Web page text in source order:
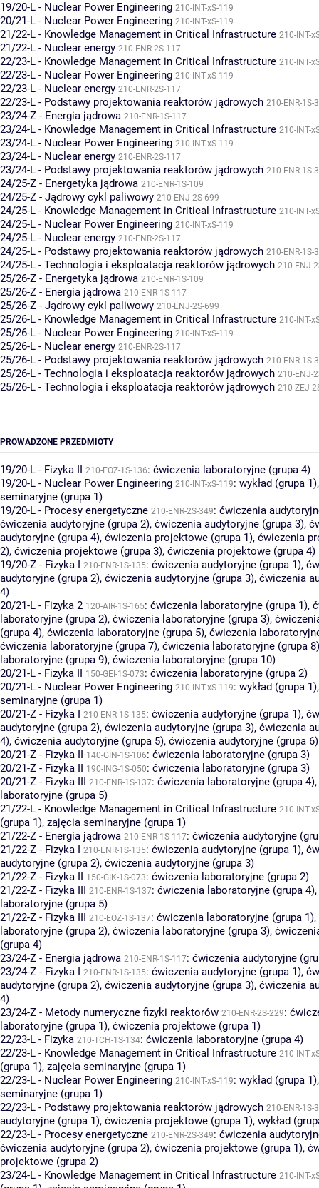
19/20-L - Nuclear Power Engineering 210-INT-xS-119
20/21-L - Nuclear Power Engineering 210-INT-xS-119
21/22-L - Knowledge Management in Critical Infrastructure 210-INT-
21/22-L - Nuclear energy 210-ENR-2S-117
22/23-L - Knowledge Management in Critical Infrastructure 210-INT-
22/23-L - Nuclear Power Engineering 210-INT-xS-119
22/23-L - Nuclear energy 210-ENR-2S-117
22/23-L - Podstawy projektowania reaktorów jądrowych 210-ENR-1S-
23/24-Z - Energia jądrowa 210-ENR-1S-117
23/24-L - Knowledge Management in Critical Infrastructure 210-INT-
23/24-L - Nuclear Power Engineering 210-INT-xS-119
23/24-L - Nuclear energy 210-ENR-2S-117
23/24-L - Podstawy projektowania reaktorów jądrowych 210-ENR-1S-
24/25-Z - Energetyka jądrowa 210-ENR-1S-109
24/25-Z - Jądrowy cykl paliwowy 210-ENJ-2S-699
24/25-L - Knowledge Management in Critical Infrastructure 210-INT-
24/25-L - Nuclear Power Engineering 210-INT-xS-119
24/25-L - Nuclear energy 210-ENR-2S-117
24/25-L - Podstawy projektowania reaktorów jądrowych 210-ENR-1S-
24/25-L - Technologia i eksploatacja reaktorów jądrowych 210-ENJ-
25/26-Z - Energetyka jądrowa 210-ENR-1S-109
25/26-Z - Energia jądrowa 210-ENR-1S-117
25/26-Z - Jądrowy cykl paliwowy 210-ENJ-2S-699
25/26-L - Knowledge Management in Critical Infrastructure 210-INT-
25/26-L - Nuclear Power Engineering 210-INT-xS-119
25/26-L - Nuclear energy 210-ENR-2S-117
25/26-L - Podstawy projektowania reaktorów jądrowych 210-ENR-1S-
25/26-L - Technologia i eksploatacja reaktorów jądrowych 210-ENJ-
25/26-L - Technologia i eksploatacja reaktorów jądrowych 210-ZEJ-
PROWADZONE PRZEDMIOTY
19/20-L - Fizyka II 210-EOZ-1S-136: ćwiczenia laboratoryjne (grupa 4)
19/20-L - Nuclear Power Engineering 210-INT-xS-119: wykład (grupa 1)
seminaryjne (grupa 1)
19/20-L - Procesy energetyczne 210-ENR-2S-349: ćwiczenia
ćwiczenia audytoryjne (grupa 2), ćwiczenia audytoryjne (grupa 3),
audytoryjne (grupa 4), ćwiczenia projektowe (grupa 1), ćwiczenia
2), ćwiczenia projektowe (grupa 3), ćwiczenia projektowe (grupa 4)
19/20-Z - Fizyka I 210-ENR-1S-135: ćwiczenia audytoryjne (grupa 1),
audytoryjne (grupa 2), ćwiczenia audytoryjne (grupa 3), ćwiczenia
4)
20/21-L - Fizyka 2 120-AIR-1S-165: ćwiczenia laboratoryjne (grupa 1),
laboratoryjne (grupa 2), ćwiczenia laboratoryjne (grupa 3),
(grupa 4), ćwiczenia laboratoryjne (grupa 5), ćwiczenia
ćwiczenia laboratoryjne (grupa 7), ćwiczenia laboratoryjne (grupa 8)
laboratoryjne (grupa 9), ćwiczenia laboratoryjne (grupa 10)
20/21-L - Fizyka II 150-GEI-1S-073: ćwiczenia laboratoryjne (grupa 2)
20/21-L - Nuclear Power Engineering 210-INT-xS-119: wykład (grupa 1)
seminaryjne (grupa 1)
20/21-Z - Fizyka I 210-ENR-1S-135: ćwiczenia audytoryjne (grupa 1),
audytoryjne (grupa 2), ćwiczenia audytoryjne (grupa 3), ćwiczenia
4), ćwiczenia audytoryjne (grupa 5), ćwiczenia audytoryjne (grupa 6)
20/21-Z - Fizyka II 140-GIN-1S-106: ćwiczenia laboratoryjne (grupa 3)
20/21-Z - Fizyka II 190-ING-1S-050: ćwiczenia laboratoryjne (grupa 3)
20/21-Z - Fizyka III 210-ENR-1S-137: ćwiczenia laboratoryjne (grupa 4),
laboratoryjne (grupa 5)
21/22-L - Knowledge Management in Critical Infrastructure 210-INT-
(grupa 1), zajęcia seminaryjne (grupa 1)
21/22-Z - Energia jądrowa 210-ENR-1S-117: ćwiczenia audytoryjne
21/22-Z - Fizyka I 210-ENR-1S-135: ćwiczenia audytoryjne (grupa 1),
audytoryjne (grupa 2), ćwiczenia audytoryjne (grupa 3)
21/22-Z - Fizyka II 150-GIK-1S-073: ćwiczenia laboratoryjne (grupa 2)
21/22-Z - Fizyka III 210-ENR-1S-137: ćwiczenia laboratoryjne (grupa 4),
laboratoryjne (grupa 5)
21/22-Z - Fizyka III 210-EOZ-1S-137: ćwiczenia laboratoryjne (grupa 1),
laboratoryjne (grupa 2), ćwiczenia laboratoryjne (grupa 3),
(grupa 4)
23/24-Z - Energia jądrowa 210-ENR-1S-117: ćwiczenia audytoryjne
23/24-Z - Fizyka I 210-ENR-1S-135: ćwiczenia audytoryjne (grupa 1),
audytoryjne (grupa 2), ćwiczenia audytoryjne (grupa 3), ćwiczenia
4)
23/24-Z - Metody numeryczne fizyki reaktorów 210-ENR-2S-229:
laboratoryjne (grupa 1), ćwiczenia projektowe (grupa 1)
22/23-L - Fizyka 210-TCH-1S-134: ćwiczenia laboratoryjne (grupa 4)
22/23-L - Knowledge Management in Critical Infrastructure 210-INT-
(grupa 1), zajęcia seminaryjne (grupa 1)
22/23-L - Nuclear Power Engineering 210-INT-xS-119: wykład (grupa 1)
seminaryjne (grupa 1)
22/23-L - Podstawy projektowania reaktorów jądrowych 210-ENR-1S-
audytoryjne (grupa 1), ćwiczenia projektowe (grupa 1), wykład
22/23-L - Procesy energetyczne 210-ENR-2S-349: ćwiczenia
ćwiczenia audytoryjne (grupa 2), ćwiczenia projektowe (grupa 1),
projektowe (grupa 2)
23/24-L - Knowledge Management in Critical Infrastructure 210-INT-